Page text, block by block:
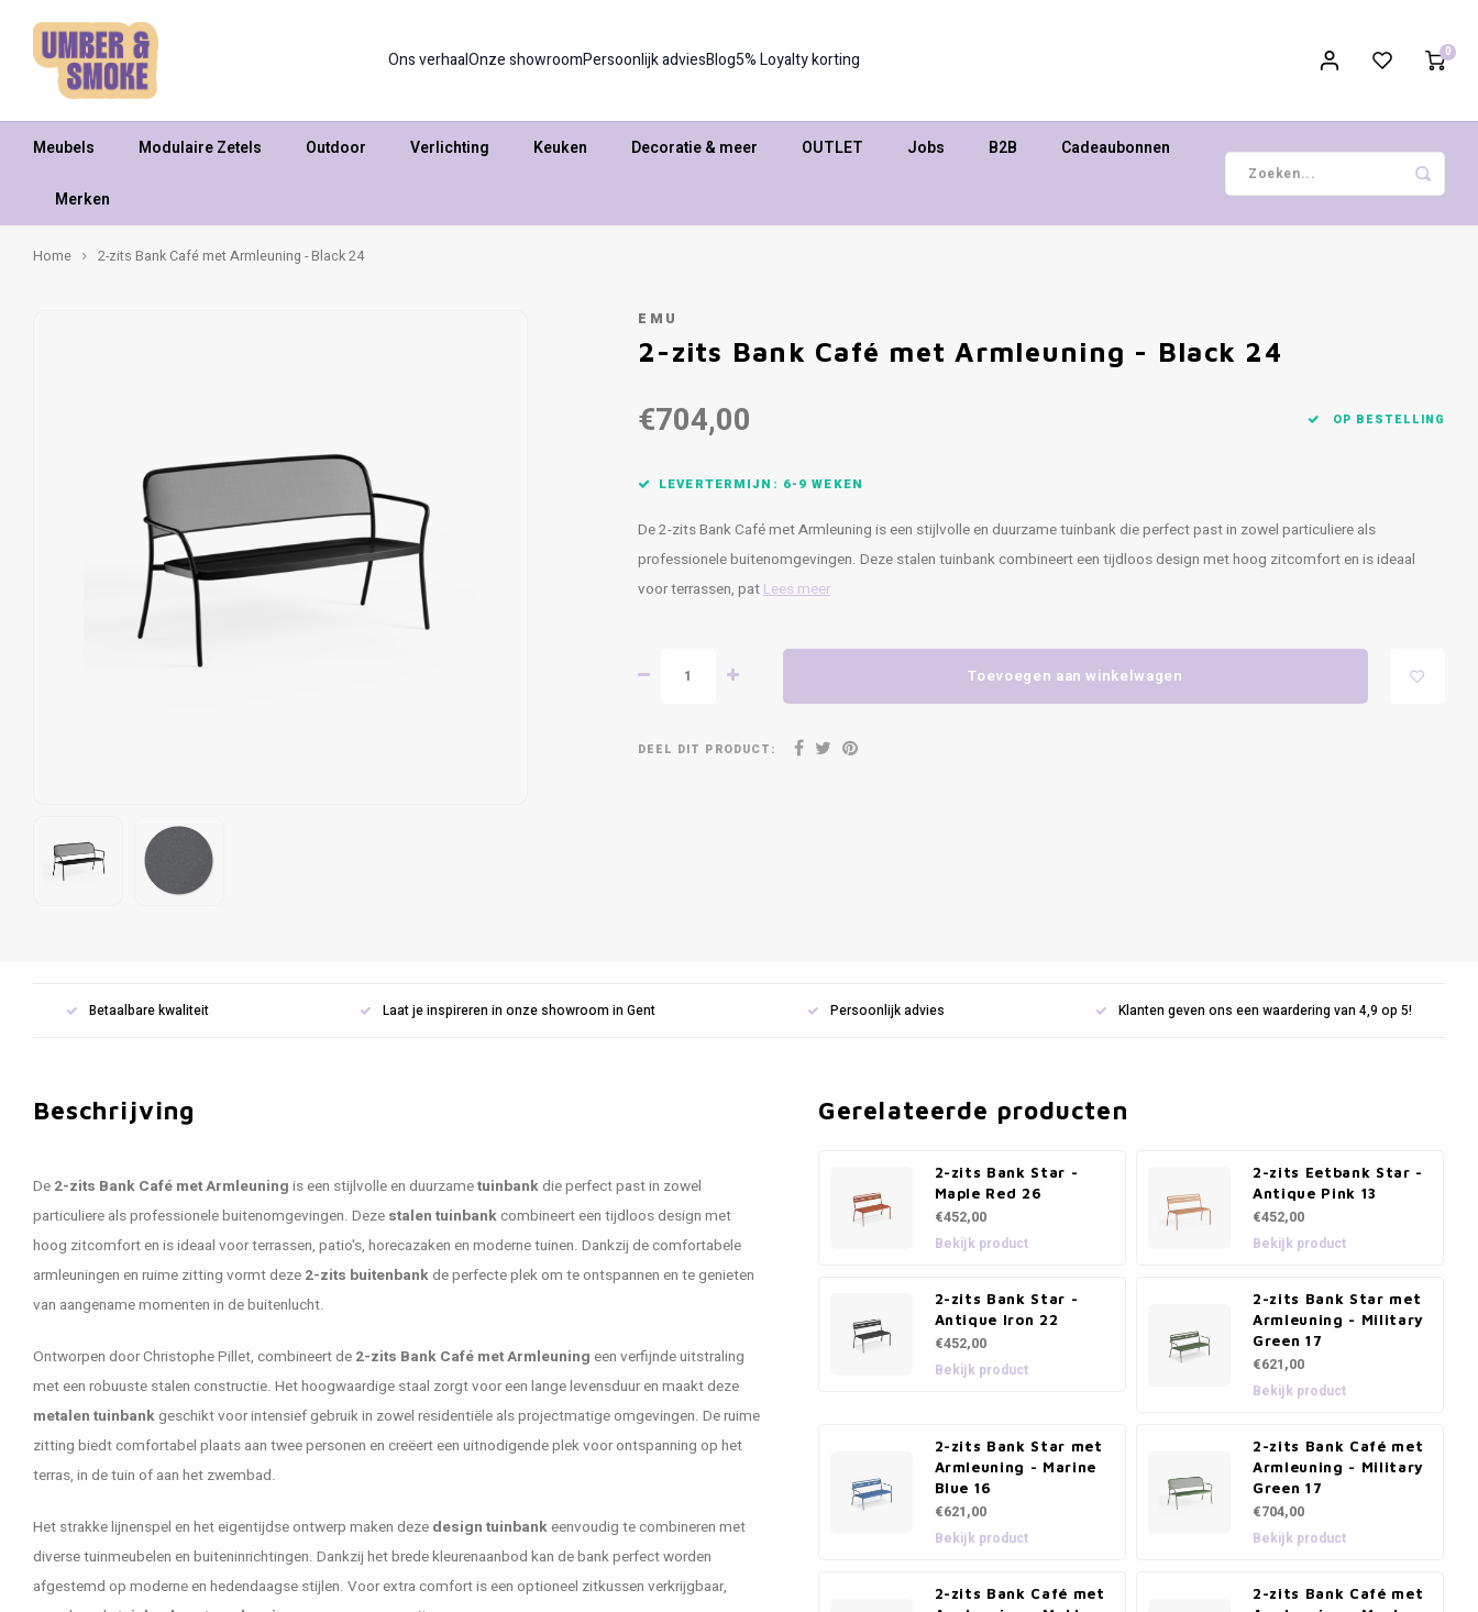
Ons verhaalOnze showroomPersoonlijk adviesBlog5% Loyalty korting 0
Meubels Modulaire Zetels Outdoor Verlichting Keuken Decoratie & meer OUTLET Jobs B2B Cadeaubonnen
Merken
Home 2-zits Bank Café met Armleuning - Black 24
EMU
2-zits Bank Café met Armleuning - Black 24
€704,00 OP BESTELLING
LEVERTERMIJN: 6-9 WEKEN
De 2-zits Bank Café met Armleuning is een stijlvolle en duurzame tuinbank die perfect past in zowel particuliere als
professionele buitenomgevingen. Deze stalen tuinbank combineert een tijdloos design met hoog zitcomfort en is ideaal
voor terrassen, patLees meer
Toevoegen aan winkelwagen
DEEL DIT PRODUCT:
Betaalbare kwaliteit Laat je inspireren in onze showroom in Gent Persoonlijk advies Klanten geven ons een waardering van 4,9 op 5!
Beschrijving
De 2-zits Bank Café met Armleuning is een stijlvolle en duurzametuinbankdie perfect past in zowel
particuliere als professionele buitenomgevingen. Deze stalen tuinbankcombineert een tijdloos design met
hoog zitcomfort en is ideaal voor terrassen, patio's, horecazaken en moderne tuinen. Dankzij de comfortabele
armleuningen en ruime zitting vormt deze 2-zits buitenbankde perfecte plek om te ontspannen en te genieten
van aangename momenten in de buitenlucht.
Ontworpen door Christophe Pillet, combineert de 2-zits Bank Café met Armleuning een verfijnde uitstraling
met een robuuste stalen constructie. Het hoogwaardige staal zorgt voor een lange levensduur en maakt deze
metalen tuinbankgeschikt voor intensief gebruik in zowel residentiële als projectmatige omgevingen. De ruime
zitting biedt comfortabel plaats aan twee personen en creëert een uitnodigende plek voor ontspanning op het
terras, in de tuin of aan het zwembad.
Het strakke lijnenspel en het eigentijdse ontwerp maken deze design tuinbankeenvoudig te combineren met
diverse tuinmeubelen en buiteninrichtingen. Dankzij het brede kleurenaanbod kan de bank perfect worden
afgestemd op moderne en hedendaagse stijlen. Voor extra comfort is een optioneel zitkussen verkrijgbaar,
Gerelateerde producten
2-zits Bank Star -
Maple Red 26
€452,00
Bekijk product
2-zits Eetbank Star -
Antique Pink 13
€452,00
Bekijk product
2-zits Bank Star -
Antique Iron 22
€452,00
Bekijk product
2-zits Bank Star met
Armleuning - Military
Green 17
€621,00
Bekijk product
2-zits Bank Star met
Armleuning - Marine
Blue 16
€621,00
Bekijk product
2-zits Bank Café met
Armleuning - Military
Green 17
€704,00
Bekijk product
2-zits Bank Café met
2-zits Bank Café met